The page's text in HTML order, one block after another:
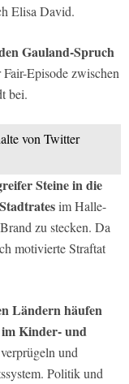
Elisa David.
Gauland-Spruch
Episode zwischen
bei.
von Twitter
Steine in die
im Halle-
zu stecken. Da
motivierte Straftat
Ländern häufen
Kinder- und
und
Politik und